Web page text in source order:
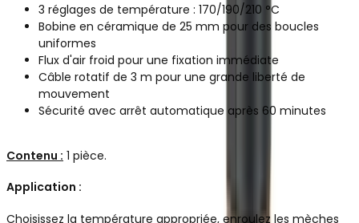
3 réglages de température : 170/190/210 °C
Bobine en céramique de 25 mm pour des boucles
uniformes
Flux d'air froid pour une fixation immédiate
Câble rotatif de 3 m pour une grande liberté de
mouvement
Sécurité avec arrêt automatique après 60 minutes
Contenu : 1 pièce.
Application :
Choisissez la température appropriée, enroulez les mèches